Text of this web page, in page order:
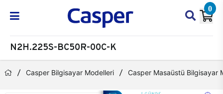
0
N2H.225S-BC50R-00C-K
Casper Bilgisayar Modelleri Casper Masaüstü Bilgisayar